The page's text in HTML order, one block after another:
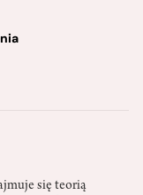
się teorią